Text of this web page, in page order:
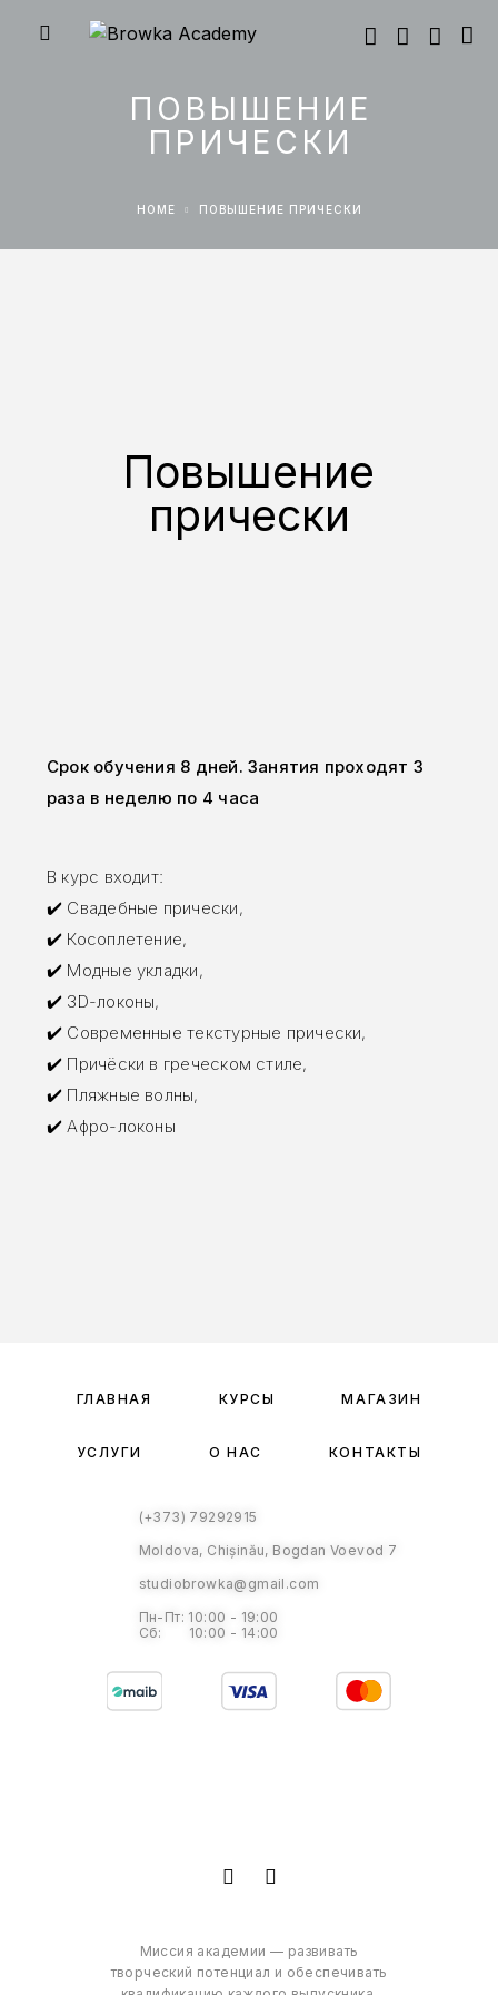
ПОВЫШЕНИЕ
ПРИЧЕСКИ
HOME ПОВЫШЕНИЕ ПРИЧЕСКИ
Повышение
прически
Срок обучения 8 дней. Занятия проходят 3
раза в неделю по 4 часа
В курс входит:
✔️ Свадебные прически,
✔️ Косоплетение,
✔️ Модные укладки,
✔️ 3D-локоны,
✔️ Современные текстурные прически,
✔️ Причёски в греческом стиле,
✔️ Пляжные волны,
✔️ Афро-локоны
ГЛАВНАЯ КУРСЫ МАГАЗИН
УСЛУГИ О НАС КОНТАКТЫ
(+373) 79292915
Moldova, Chișinău, Bogdan Voevod 7
studiobrowka@gmail.com
Пн-Пт: 10:00 - 19:00
Сб: 10:00 - 14:00
Миссия академии — развивать
творческий потенциал и обеспечивать